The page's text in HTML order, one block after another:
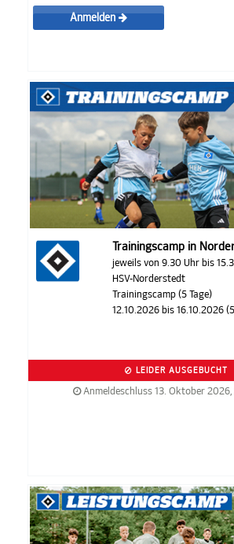
Anmelden
Trainingscamp in
jeweils von 9.30 Uhr bis
HSV-Norderstedt
Trainingscamp (5 Tage)
12.10.2026 bis 16.10.2026
LEIDER AUSGEBUCHT
Anmeldeschluss 13. Oktober